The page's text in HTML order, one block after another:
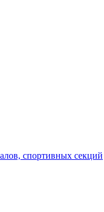
спортивных секций